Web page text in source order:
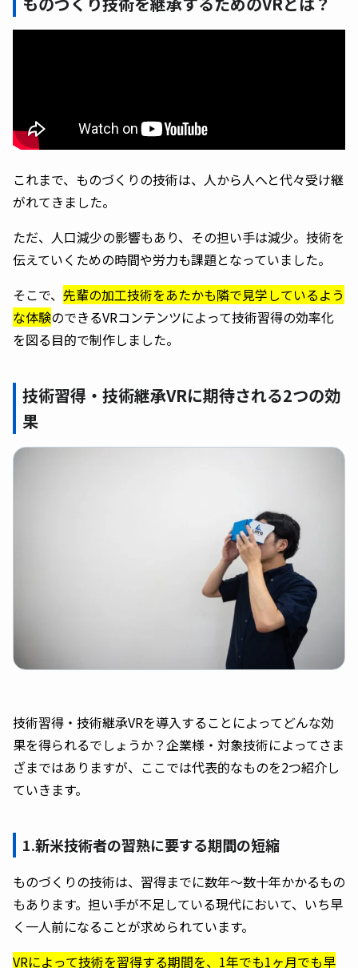
これまで、ものづくりの技術は、人から人へと代々受け継
がれてきました。
ただ、人口減少の影響もあり、その担い手は減少。技術を
伝えていくための時間や労力も課題となっていました。
そこで、 先輩の加工技術をあたかも隣で見学しているよう
な体験のできるVRコンテンツによって技術習得の効率化
を図る目的で制作しました。
技術習得・技術継承VRに期待される2つの効
果
技術習得・技術継承VRを導入することによってどんな効
果を得られるでしょうか？企業様・対象技術によってさま
ざまではありますが、ここでは代表的なものを2つ紹介し
ていきます。
1.新米技術者の習熟に要する期間の短縮
ものづくりの技術は、習得までに数年〜数十年かかるもの
もあります。担い手が不足している現代において、いち早
く一人前になることが求められています。
VRによって技術を習得する期間を、1年でも1ヶ月でも早